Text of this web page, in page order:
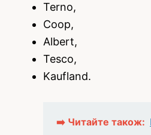
Terno,
Coop,
Albert,
Tesco,
Kaufland.
➡️ Читайте також: